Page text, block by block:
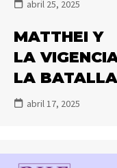
FUTUROS
POSIBLES
abril 25, 2025
MATTHEI Y
LA
LA
LA MEMORIA
abril 17, 2025